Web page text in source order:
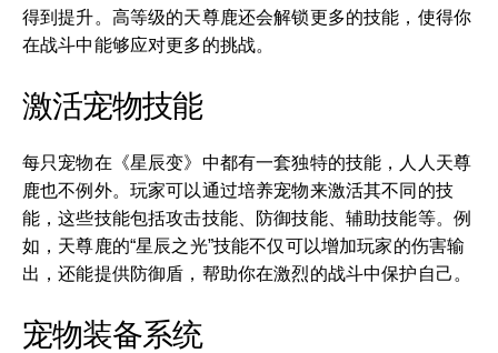
得到提升。高等级的天尊鹿还会解锁更多的技能，使得你
在战斗中能够应对更多的挑战。
激活宠物技能
每只宠物在《星辰变》中都有一套独特的技能，人人天尊
鹿也不例外。玩家可以通过培养宠物来激活其不同的技
能，这些技能包括攻击技能、防御技能、辅助技能等。例
如，天尊鹿的“星辰之光”技能不仅可以增加玩家的伤害输
出，还能提供防御盾，帮助你在激烈的战斗中保护自己。
宠物装备系统